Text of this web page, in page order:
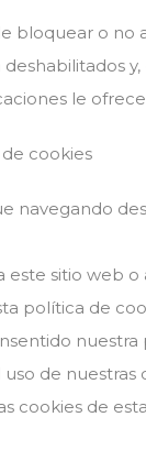
bloquear o no
deshabilitados
le
cookies
navegando
este sitio web
política de
nuestra
de
cookies de